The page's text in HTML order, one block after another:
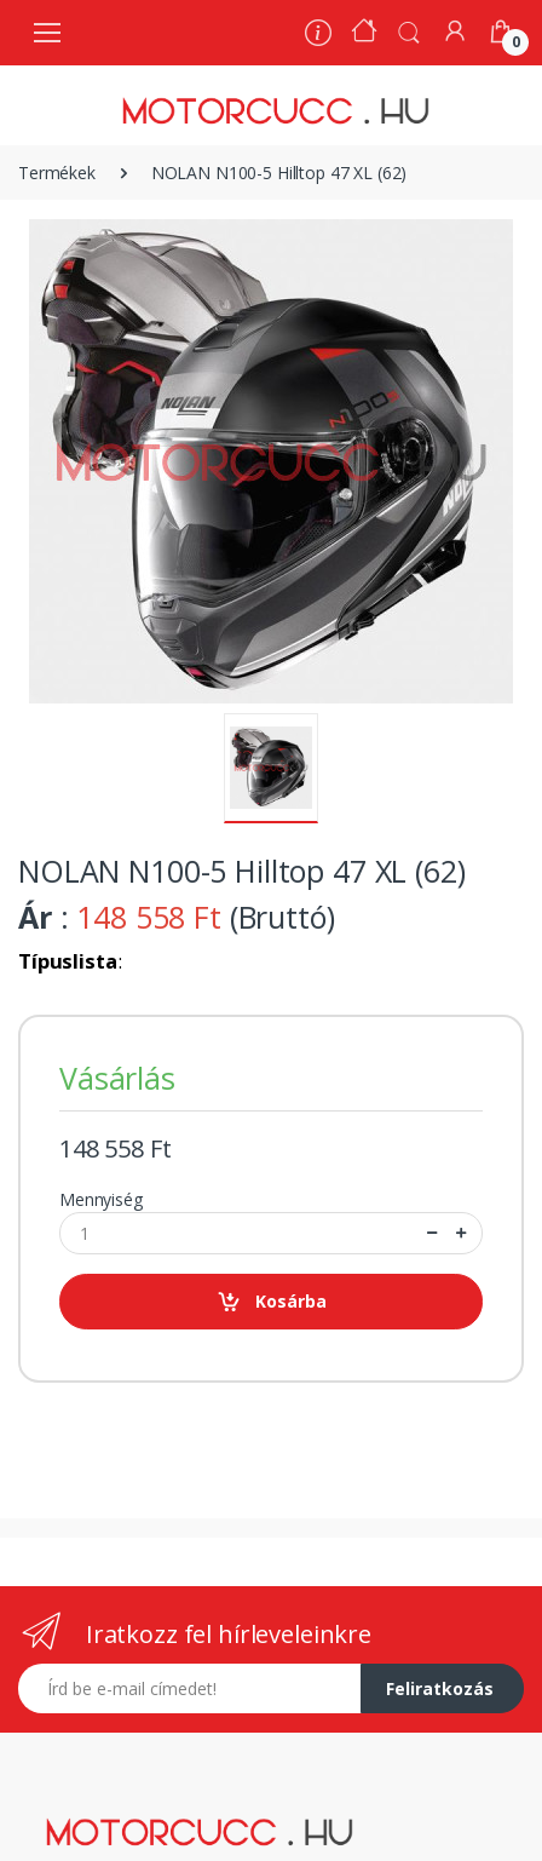
0
Termékek NOLAN N100-5 Hilltop 47 XL (62)
NOLAN N100-5 Hilltop 47 XL (62)
Ár : 148 558 Ft (Bruttó)
Típuslista:
Vásárlás
148 558 Ft
Mennyiség
Kosárba
Iratkozz fel hírleveleinkre
E-mail címed
Feliratkozás
0